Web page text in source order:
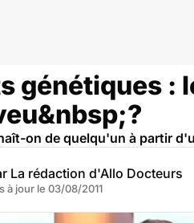
génétiques :
on de quelqu'un à partir
La rédaction d'Allo Docteurs
à jour le 03/08/2011